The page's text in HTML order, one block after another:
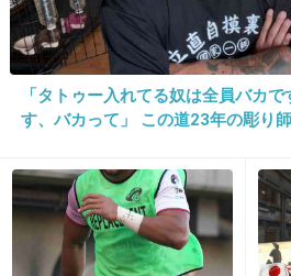
してる」って言うらしい
若干拗ねてるみたいだけど
+223
20. 匿名2014/03/26(水) 16:04:54
5さん
「タトゥー入れてる奴は全員バカ
す、バカって」 この道23年の彫り